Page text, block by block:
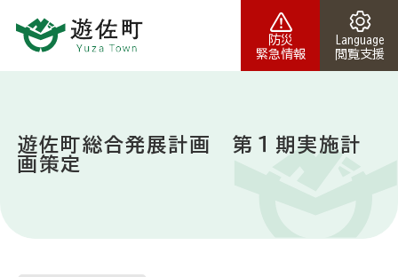
防災
緊急情報
Language
閲覧支援
遊佐町総合発展計画 第１期実施計
画策定